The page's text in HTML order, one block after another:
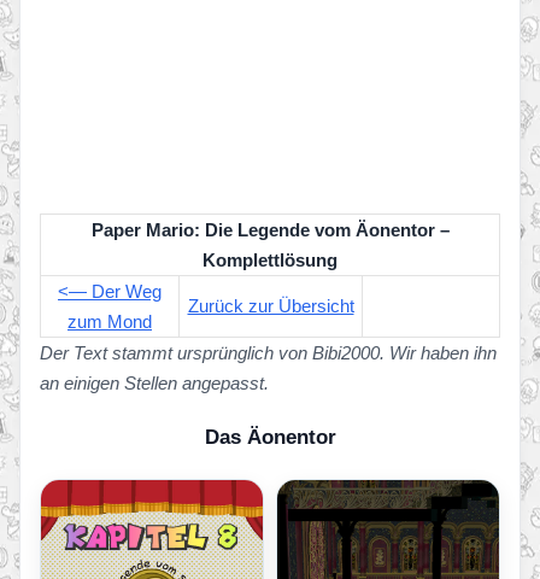
Paper Mario: Die Legende vom Äonentor –
Komplettlösung
<— Der Weg
zum Mond
Zurück zur Übersicht
Der Text stammt ursprünglich von Bibi2000. Wir haben ihn
an einigen Stellen angepasst.
Das Äonentor